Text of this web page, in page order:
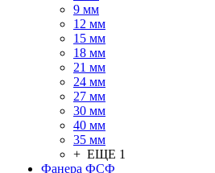
9 мм
12 мм
15 мм
18 мм
21 мм
24 мм
27 мм
30 мм
40 мм
35 мм
+ ЕЩЕ 1
Фанера ФСФ